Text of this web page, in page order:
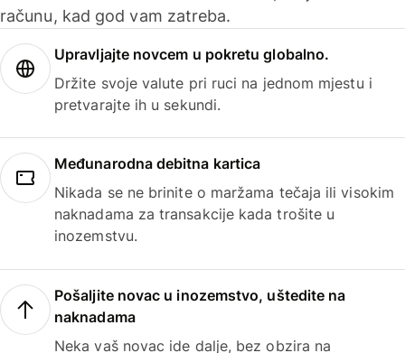
računu, kad god vam zatreba.
Upravljajte novcem u pokretu globalno.
Držite svoje valute pri ruci na jednom mjestu i
pretvarajte ih u sekundi.
Međunarodna debitna kartica
Nikada se ne brinite o maržama tečaja ili visokim
naknadama za transakcije kada trošite u
inozemstvu.
Pošaljite novac u inozemstvo, uštedite na
naknadama
Neka vaš novac ide dalje, bez obzira na